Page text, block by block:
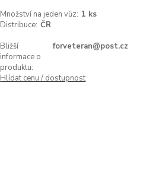
Množství na jeden vůz: 1 ks
Distribuce: ČR
Bližší
informace o
produktu:
forveteran@post.cz
Hlídat cenu / dostupnost